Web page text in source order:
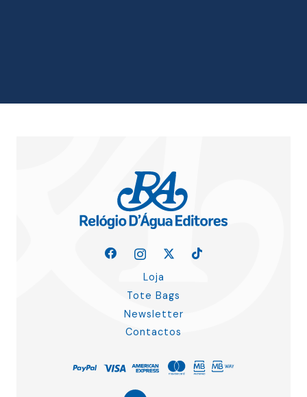
Loja
Tote Bags
Newsletter
Contactos